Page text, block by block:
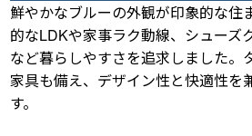
鮮やかなブルーの外観が印象的な住
的なLDKや家事ラク動線、シューズ
など暮らしやすさを追求しました。
家具も備え、デザイン性と快適性を
す。